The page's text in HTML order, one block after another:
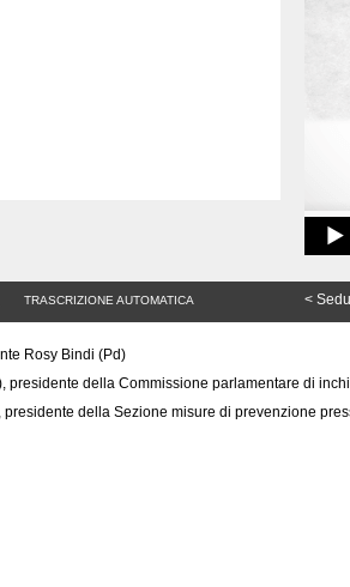
TRASCRIZIONE AUTOMATICA <
Rosy Bindi (Pd)
presidente della Commissione parlamentare di
, presidente della Sezione misure di prevenzione